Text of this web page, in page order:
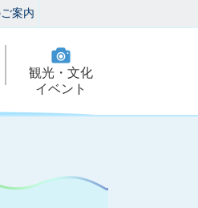
案内
観光・文化
イベント